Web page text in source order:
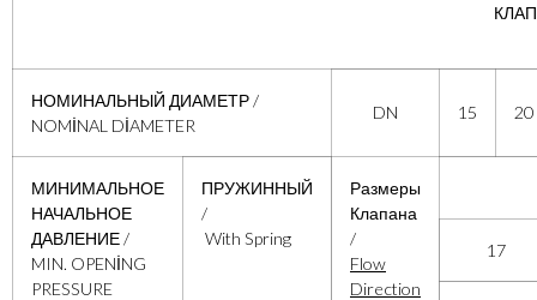
НОМИНАЛЬНЫЙ ДИАМЕТР /
NOMİNAL DİAMETER
DN 15 20
МИНИМАЛЬНОЕ
НАЧАЛЬНОЕ
ДАВЛЕНИЕ /
MIN. OPENİNG
PRESSURE
ПРУЖИННЫЙ
/
With Spring
Размеры
Клапана
/
Flow
Direction
17